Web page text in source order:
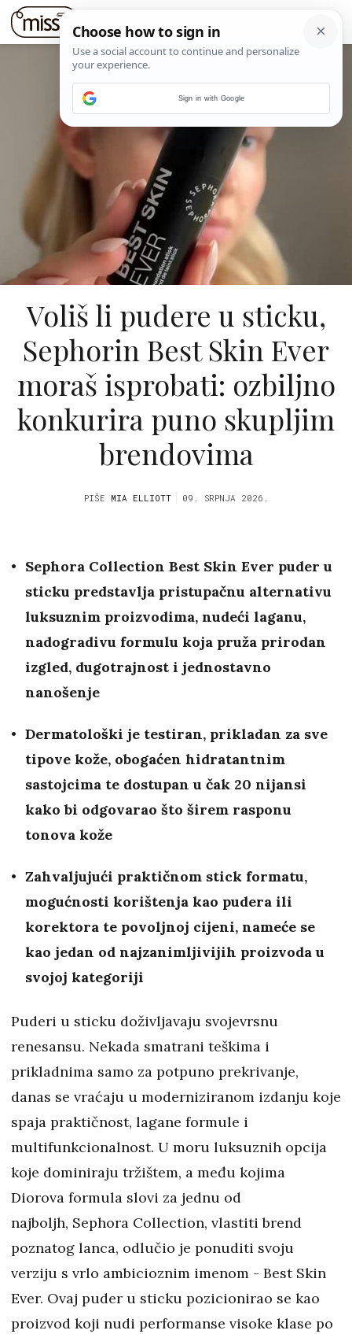
Voliš li pudere u sticku,
Sephorin Best Skin Ever
moraš isprobati: ozbiljno
konkurira puno skupljim
brendovima
PIŠE MIA ELLIOTT 09. SRPNJA 2026.
Sephora Collection Best Skin Ever puder u
sticku predstavlja pristupačnu alternativu
luksuznim proizvodima, nudeći laganu,
nadogradivu formulu koja pruža prirodan
izgled, dugotrajnost i jednostavno
nanošenje
Dermatološki je testiran, prikladan za sve
tipove kože, obogaćen hidratantnim
sastojcima te dostupan u čak 20 nijansi
kako bi odgovarao što širem rasponu
tonova kože
Zahvaljujući praktičnom stick formatu,
mogućnosti korištenja kao pudera ili
korektora te povoljnoj cijeni, nameće se
kao jedan od najzanimljivijih proizvoda u
svojoj kategoriji
Puderi u sticku doživljavaju svojevrsnu
renesansu. Nekada smatrani teškima i
prikladnima samo za potpuno prekrivanje,
danas se vraćaju u moderniziranom izdanju koje
spaja praktičnost, lagane formule i
multifunkcionalnost. U moru luksuznih opcija
koje dominiraju tržištem, a među kojima
Diorova formula slovi za jednu od
najboljh, Sephora Collection, vlastiti brend
poznatog lanca, odlučio je ponuditi svoju
verziju s vrlo ambicioznim imenom - Best Skin
Ever. Ovaj puder u sticku pozicionirao se kao
proizvod koji nudi performanse visoke klase po
Sign in with Google